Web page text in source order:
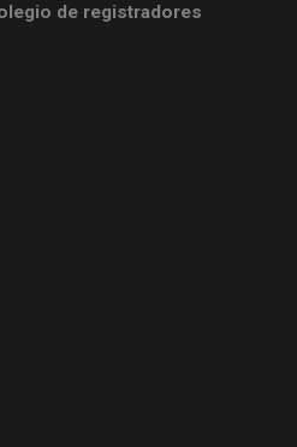
de registradores
(abre en ventana nueva)
(abre en ventana nueva)
(abre en ventana nueva)
(abre en ventana nueva)
(abre en ventana nueva)